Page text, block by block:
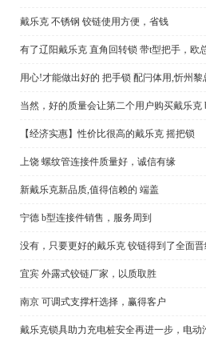
戴乐克 不锈钢 铰链使用方便，省钱
有了辽阳戴乐克 直角回转锁 带t型把手，欧
用心!才能做出好的 把手锁 配闩体用,忻州黎
当然，好的质量会让第二个用户购买戴乐克
【经济实惠】性价比很高的戴乐克 摇把锁
上饶 螺纹管连接件质量好，诚信有缘
新戴乐克新品质,值得信赖的 端盖
宁德 b型连接件销售，服务周到
没有，只要更好的戴乐克 铰链得到了全面
宜宾 外露式铰链厂家，以质取胜
南京 可调式支撑杆选择，赢得客户
戴乐克锁具助力充电桩安全再进一步，电动